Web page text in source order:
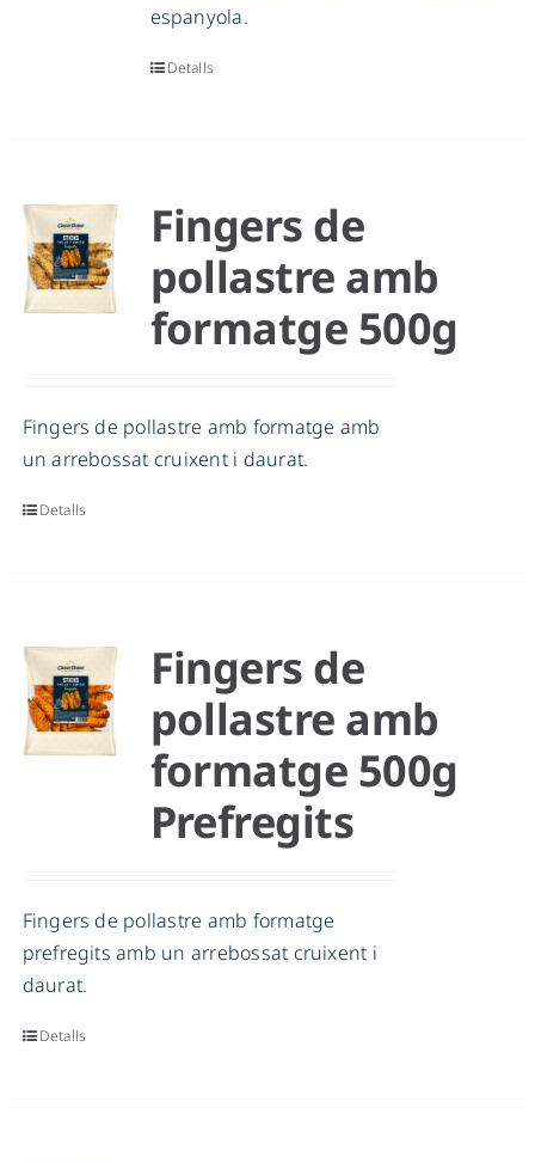
espanyola.
Detalls
Fingers de
pollastre amb
formatge 500g
Fingers de pollastre amb formatge amb
un arrebossat cruixent i daurat.
Detalls
Fingers de
pollastre amb
formatge 500g
Prefregits
Fingers de pollastre amb formatge
prefregits amb un arrebossat cruixent i
daurat.
Detalls